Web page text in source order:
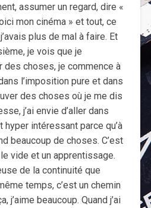
assumer un regard, dire «
mon cinéma » et tout, ce
plus de mal à faire. Et
je vois que je
des choses, je commence à
l’imposition pure et dans
des choses où je me dis
j’ai envie d’aller dans
hyper intéressant parce qu’à
beaucoup de choses. C’est
vide et un apprentissage.
de la continuité que
temps, c’est un chemin
j’aime beaucoup. Quand j’ai